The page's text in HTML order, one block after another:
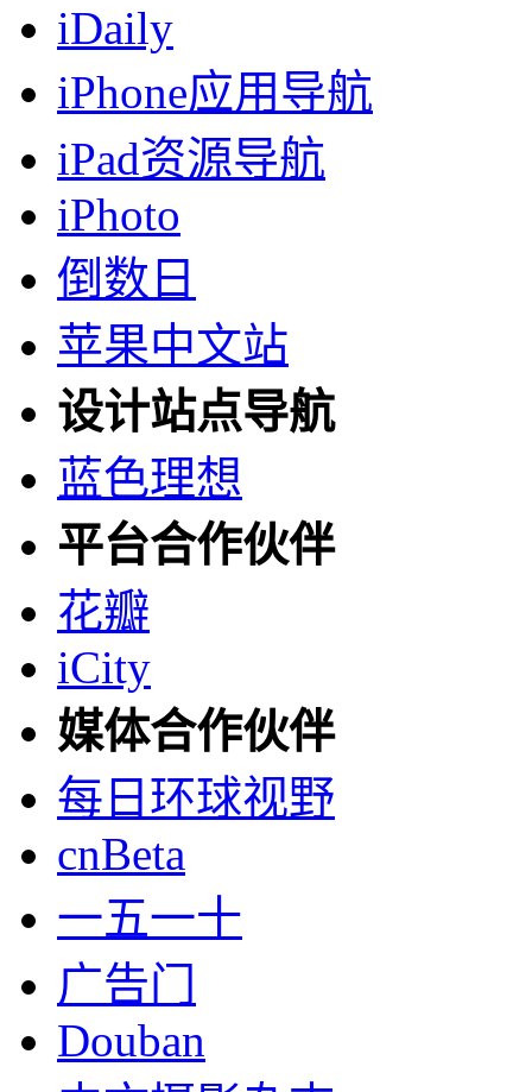
iDaily
iPhone应用导航
iPad资源导航
iPhoto
倒数日
苹果中文站
设计站点导航
蓝色理想
平台合作伙伴
花瓣
iCity
媒体合作伙伴
每日环球视野
cnBeta
一五一十
广告门
Douban